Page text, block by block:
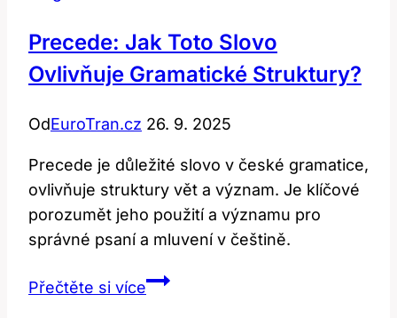
Precede: Jak Toto Slovo
Ovlivňuje Gramatické Struktury?
OdEuroTran.cz 26. 9. 2025
Precede je důležité slovo v české gramatice,
ovlivňuje struktury vět a význam. Je klíčové
porozumět jeho použití a významu pro
správné psaní a mluvení v češtině.
Přečtěte si vícePrecede: